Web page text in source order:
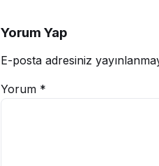
Yorum Yap
E-posta adresiniz
Yorum *